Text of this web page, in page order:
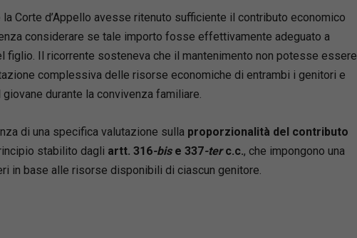
Corte d’Appello avesse ritenuto sufficiente il contributo economico
considerare se tale importo fosse effettivamente adeguato a
figlio. Il ricorrente sosteneva che il mantenimento non potesse essere
complessiva delle risorse economiche di entrambi i genitori e
durante la convivenza familiare.
di una specifica valutazione sulla proporzionalità del contributo
stabilito dagli artt. 316-bise 337-terc.c., che impongono una
in base alle risorse disponibili di ciascun genitore.